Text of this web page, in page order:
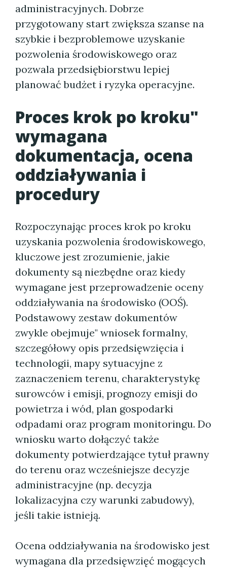
administracyjnych. Dobrze
przygotowany start zwiększa szanse na
szybkie i bezproblemowe uzyskanie
pozwolenia środowiskowego oraz
pozwala przedsiębiorstwu lepiej
planować budżet i ryzyka operacyjne.
Proces krok po kroku"
wymagana
dokumentacja, ocena
oddziaływania i
procedury
Rozpoczynając proces krok po kroku
uzyskania pozwolenia środowiskowego,
kluczowe jest zrozumienie, jakie
dokumenty są niezbędne oraz kiedy
wymagane jest przeprowadzenie oceny
oddziaływania na środowisko (OOŚ).
Podstawowy zestaw dokumentów
zwykle obejmuje" wniosek formalny,
szczegółowy opis przedsięwzięcia i
technologii, mapy sytuacyjne z
zaznaczeniem terenu, charakterystykę
surowców i emisji, prognozy emisji do
powietrza i wód, plan gospodarki
odpadami oraz program monitoringu. Do
wniosku warto dołączyć także
dokumenty potwierdzające tytuł prawny
do terenu oraz wcześniejsze decyzje
administracyjne (np. decyzja
lokalizacyjna czy warunki zabudowy),
jeśli takie istnieją.
Ocena oddziaływania na środowisko jest
wymagana dla przedsięwzięć mogących